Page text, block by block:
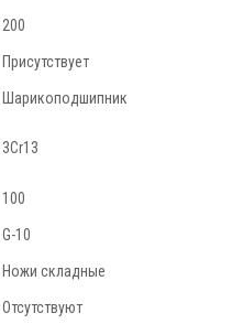
200
Присутствует
Шарикоподшипник
3Cr13
100
G-10
Ножи складные
Отсутствуют